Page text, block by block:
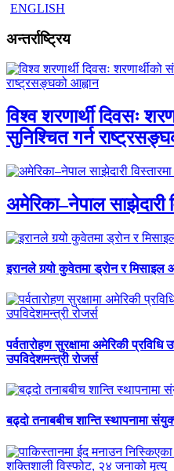
ENGLISH
अन्तर्राष्ट्रिय
विश्व शरणार्थी दिवसः
सुनिश्चित गर्न
अमेरिका–नेपाल साझेदारी
इरानले गर्‍यो कुवेतमा ड्रोन र
पर्वतारोहण सुरक्षामा अमेरिकी
उपविदेशमन्त्री रोजर्स
बढ्दो तनाबबीच शान्ति स्थापनामा